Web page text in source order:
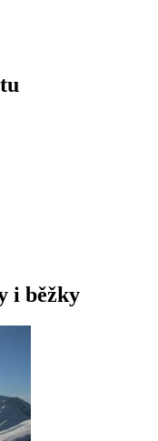
i běžky